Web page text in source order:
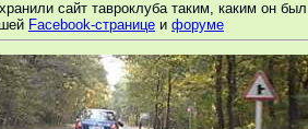
сайт тавроклуба таким, каким он
Facebook-странице и форуме